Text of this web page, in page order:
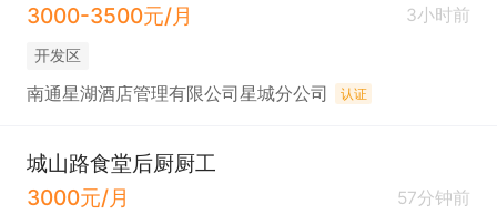
3000-3500元/月
3小时前
开发区
南通星湖酒店管理有限公司星城分公司 认证
城山路食堂后厨厨工
3000元/月
57分钟前